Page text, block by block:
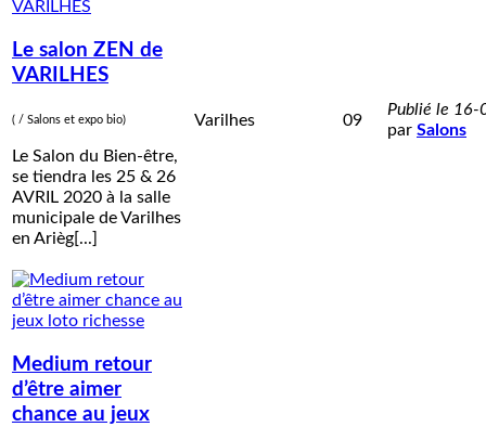
Le salon ZEN de
VARILHES
( / Salons et expo bio)
Le Salon du Bien-être,
se tiendra les 25 & 26
AVRIL 2020 à la salle
municipale de Varilhes
en Arièg[...]
Varilhes 09
Publié le 16-
par Salons
Medium retour
d’être aimer
chance au jeux